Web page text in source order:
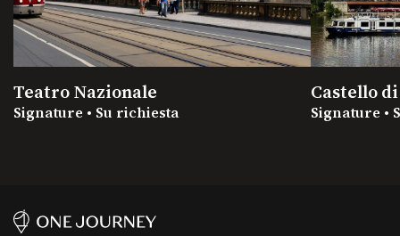
Teatro Nazionale
Signature • Su richiesta
Castello
Signature •